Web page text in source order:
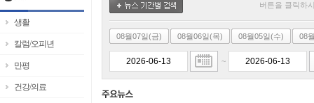
생활
칼럼/오피년
만평
건강/의료
버튼을 클릭하
08월07일(금) 08월06일(목) 08월05일(수) 08
~